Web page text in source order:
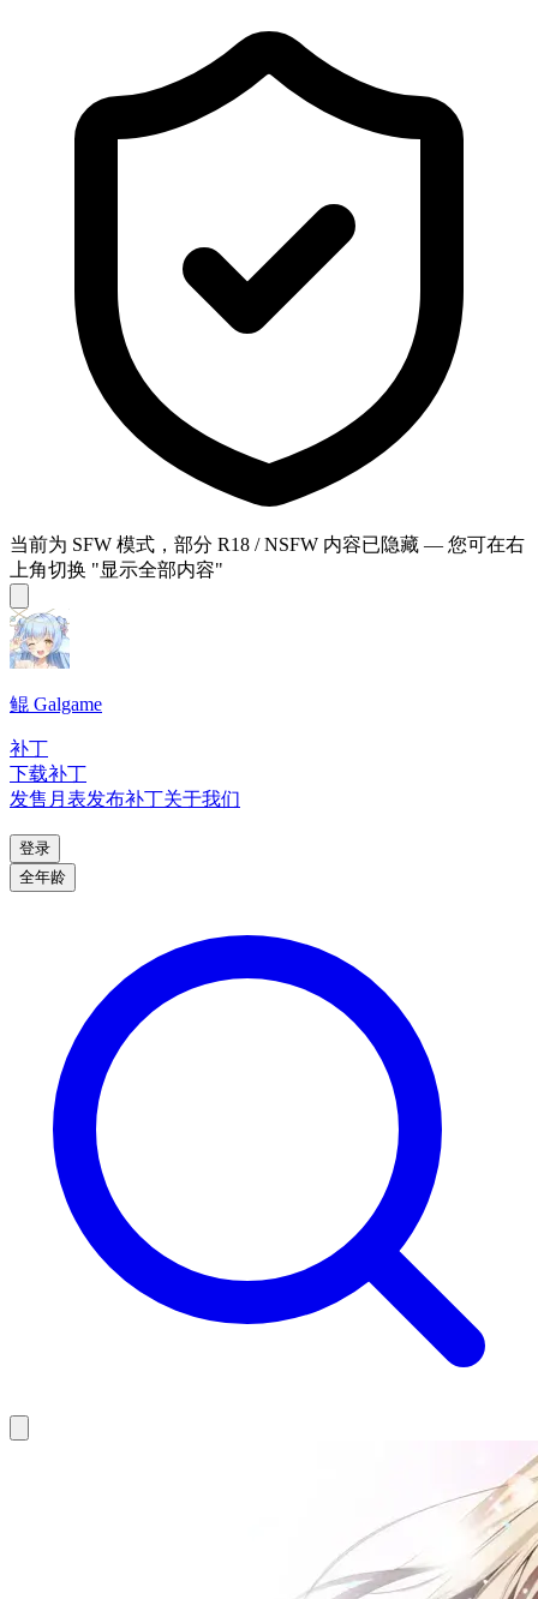
当前为 SFW 模式，部分 R18 / NSFW 内容已隐藏 — 您可在右
上角切换 "显示全部内容"
鲲 Galgame
补丁
下载补丁
发售月表发布补丁关于我们
登录
全年龄